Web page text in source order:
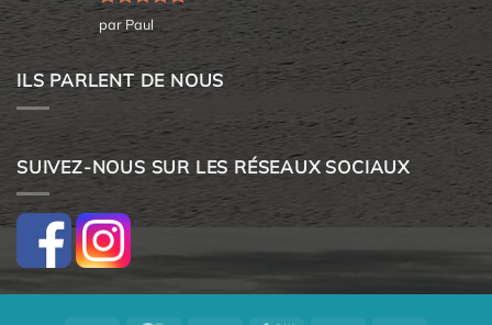
Note5sur
5
par Paul
ILS PARLENT DE NOUS
SUIVEZ-NOUS SUR LES RÉSEAUX SOCIAUX